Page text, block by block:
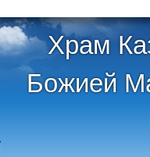
Храм
Божией